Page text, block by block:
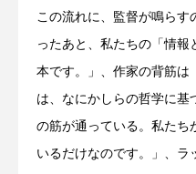
この流れに、監督が鳴らす
ったあと、私たちの「情
本です。」、作家の背筋は
は、なにかしらの哲学に基
の筋が通っている。私たち
いるだけなのです。」、ラ